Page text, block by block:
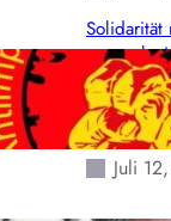
Solidarität
der
Erdbeben
Juli